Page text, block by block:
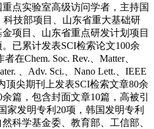
点实验室高级访问学者，主持国
技部项目、山东省重大基础研
项目、山东省重点研发计划项目
已累计发表SCI检索论文100余
在Chem. Soc. Rev.、Matter、
、Adv. Sci.、Nano Lett.、IEEE
顶尖期刊上发表SCI检索文章80余
篇，包含封面文章10篇，高被引
家发明专利20项，韩国发明专利
科学基金委、教育部、工信部、